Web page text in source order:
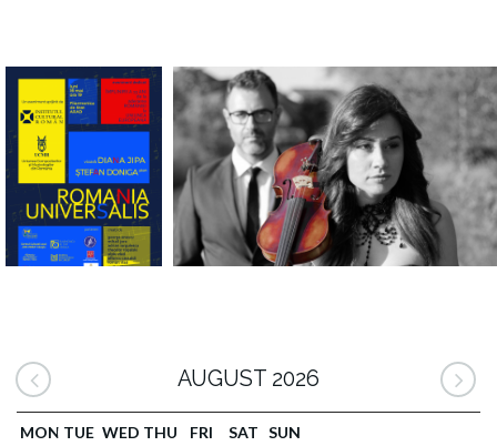
AUGUST 2026
MON TUE WED THU FRI SAT SUN